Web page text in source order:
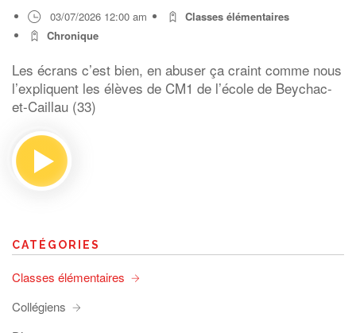
03/07/2026 12:00 am
Classes élémentaires
Chronique
Les écrans c’est bien, en abuser ça craint comme nous
l’expliquent les élèves de CM1 de l’école de Beychac-
et-Caillau (33)
CATÉGORIES
Classes élémentaires
Collégiens